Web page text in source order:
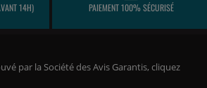
14H) PAIEMENT 100% SÉCURISÉ
par la Société des Avis Garantis, cliquez